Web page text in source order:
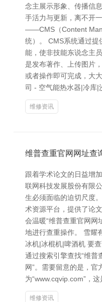
念主展示形象、传播信
手活力与更新，离不开
——CMS（Content
统）。 CMS系统通过提
能，使非技能东说念主
是发布著作、上传图片
或者操作即可完成，大
司 - 空气能热水器|冷库|
维修资讯
维普查重官网网址查
跟着学术论文的日益增
联网科技发展股份有限
生必须面临的迫切尺度
术资源平台，提供了论
会温暖“维普查重官网网
地进行查重操作。 雪耀
冰机|冰棍机|啤酒机 要
通过搜索引擎查找“维普
网”。需要留意的是，官
为“www.cqvip.com”，
维修资讯